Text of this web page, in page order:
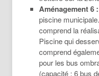
Aménagement 6 :
piscine
comprend la
Piscine qui
comprend
pour les bus
(capacité : 6 bus